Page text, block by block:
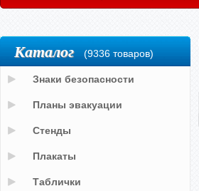
Каталог (9336 товаров)
Знаки безопасности
Планы эвакуации
Стенды
Плакаты
Таблички